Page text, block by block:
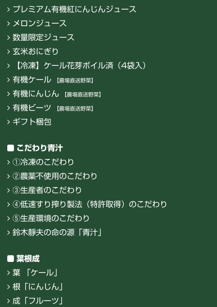
プレミアム有機紅にんじんジュース
メロンジュース
数量限定ジュース
玄米おにぎり
【冷凍】ケール花芽ボイル済（4袋入）
有機ケール
【農場直送野菜】
有機にんじん 【農場直送野菜】
有機ビーツ 【農場直送野菜】
ギフト梱包
こだわり青汁
①冷凍のこだわり
②農薬不使用のこだわり
③生産者のこだわり
④低速すり搾り製法（特許取得）のこだわり
⑤生産環境のこだわり
鈴木靜夫の命の源「青汁」
葉根成
葉 「ケール」
根「にんじん」
成「フルーツ」